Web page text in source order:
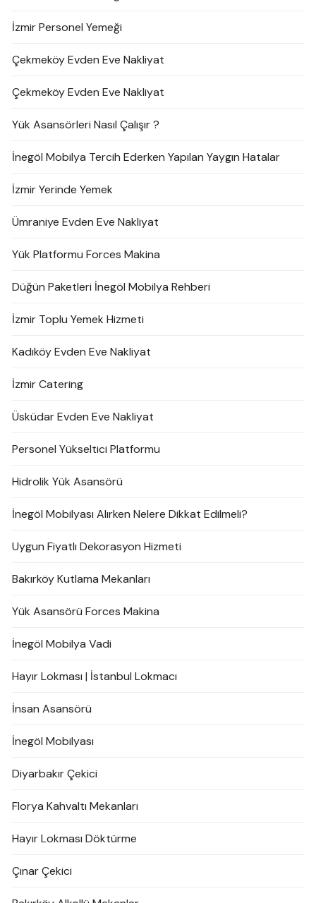
İzmir Personel Yemeği
Çekmeköy Evden Eve Nakliyat
Çekmeköy Evden Eve Nakliyat
Yük Asansörleri Nasıl Çalışır ?
İnegöl Mobilya Tercih Ederken Yapılan Yaygın Hatalar
İzmir Yerinde Yemek
Ümraniye Evden Eve Nakliyat
Yük Platformu Forces Makina
Düğün Paketleri İnegöl Mobilya Rehberi
İzmir Toplu Yemek Hizmeti
Kadıköy Evden Eve Nakliyat
İzmir Catering
Üsküdar Evden Eve Nakliyat
Personel Yükseltici Platformu
Hidrolik Yük Asansörü
İnegöl Mobilyası Alırken Nelere Dikkat Edilmeli?
Uygun Fiyatlı Dekorasyon Hizmeti
Bakırköy Kutlama Mekanları
Yük Asansörü Forces Makina
İnegöl Mobilya Vadi
Hayır Lokması | İstanbul Lokmacı
İnsan Asansörü
İnegöl Mobilyası
Diyarbakır Çekici
Florya Kahvaltı Mekanları
Hayır Lokması Döktürme
Çınar Çekici